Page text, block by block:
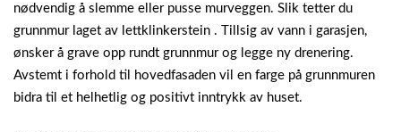
nødvendig å slemme eller pusse murveggen. Slik tetter du
grunnmur laget av lettklinkerstein . Tillsig av vann i garasjen,
ønsker å grave opp rundt grunnmur og legge ny drenering.
Avstemt i forhold til hovedfasaden vil en farge på grunnmuren
bidra til et helhetlig og positivt inntrykk av huset.